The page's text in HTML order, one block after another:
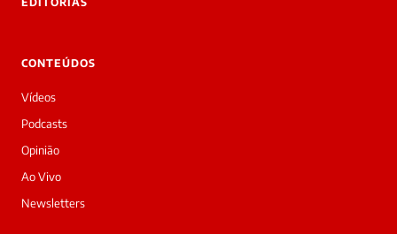
Bom
dia!
Sou
a
daqui
do
Prime.
CONTEÚDOS
Vídeos
Podcasts
Opinião
Ao Vivo
Newsletters